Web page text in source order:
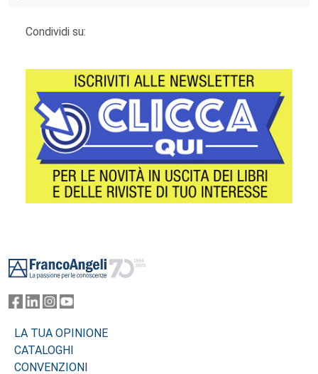
Condividi su:
LA TUA OPINIONE
CATALOGHI
CONVENZIONI